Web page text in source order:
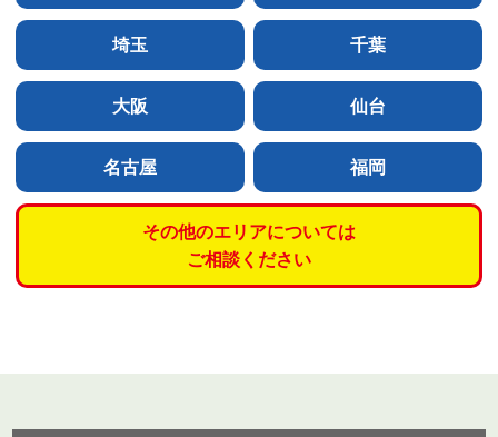
埼玉 千葉
大阪 仙台
名古屋 福岡
その他のエリアについては
ご相談ください